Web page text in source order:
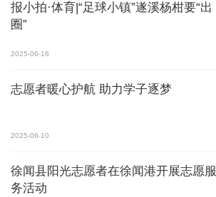
报小拍·体育|“足球小镇”遂溪杨柑要“出
圈”
2025-06-16
志愿者暖心护航 助力学子逐梦
2025-06-10
徐闻县阳光志愿者在徐闻港开展志愿服
务活动